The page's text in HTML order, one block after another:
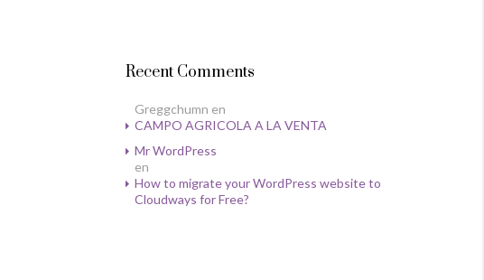
Recent Comments
Greggchumn en
CAMPO AGRICOLA A LA VENTA
Mr WordPress
en
How to migrate your WordPress website to
Cloudways for Free?